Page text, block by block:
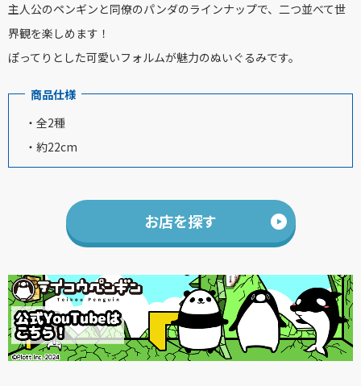
主人公のペンギンと同僚のパンダのラインナップで、二つ並べて世
界観を楽しめます！
ぽってりとした可愛いフォルムが魅力のぬいぐるみです。
商品仕様
・全2種
・約22cm
お店を探す